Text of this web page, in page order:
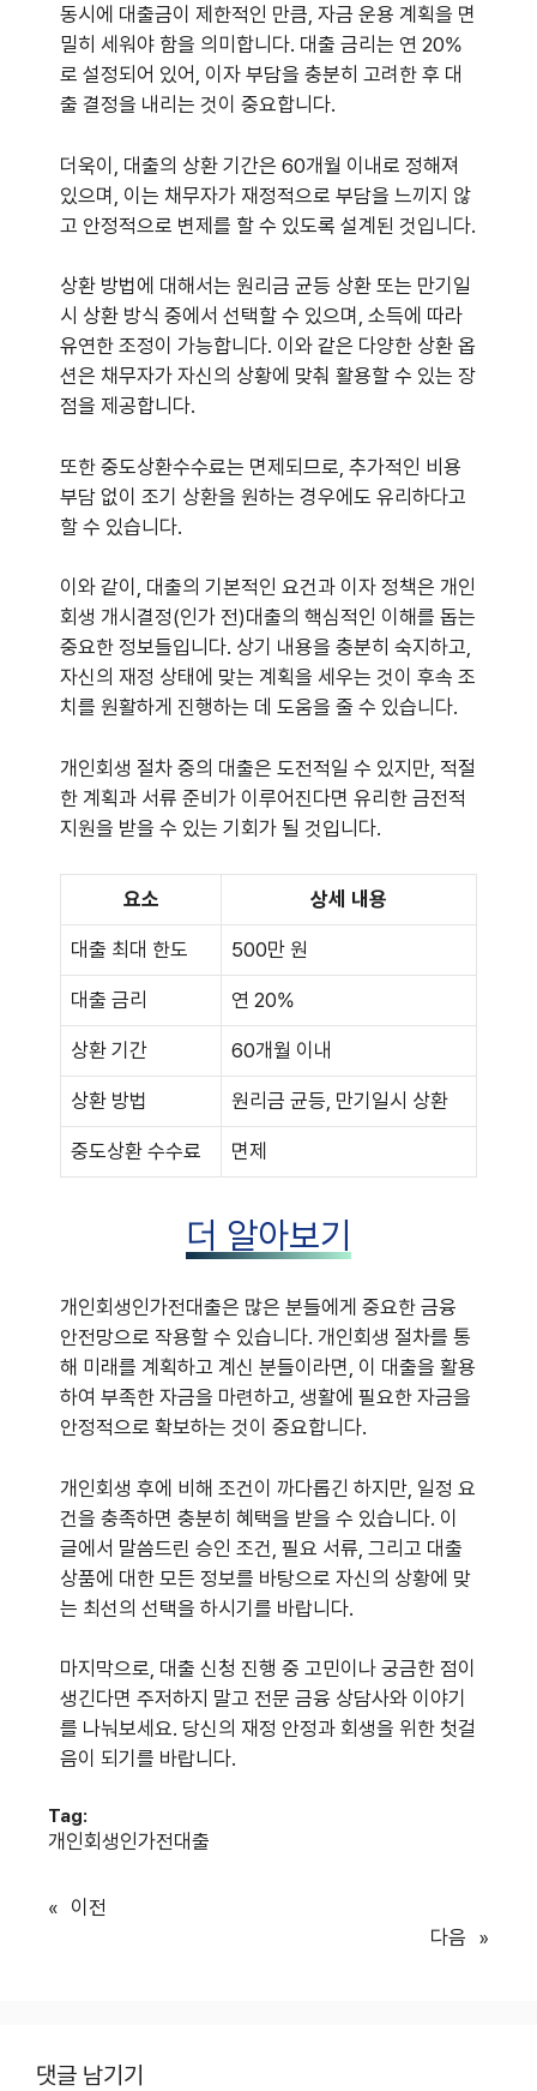
동시에 대출금이 제한적인 만큼, 자금 운용 계획을 면
밀히 세워야 함을 의미합니다. 대출 금리는 연 20%
로 설정되어 있어, 이자 부담을 충분히 고려한 후 대
출 결정을 내리는 것이 중요합니다.
더욱이, 대출의 상환 기간은 60개월 이내로 정해져
있으며, 이는 채무자가 재정적으로 부담을 느끼지 않
고 안정적으로 변제를 할 수 있도록 설계된 것입니다.
상환 방법에 대해서는 원리금 균등 상환 또는 만기일
시 상환 방식 중에서 선택할 수 있으며, 소득에 따라
유연한 조정이 가능합니다. 이와 같은 다양한 상환 옵
션은 채무자가 자신의 상황에 맞춰 활용할 수 있는 장
점을 제공합니다.
또한 중도상환수수료는 면제되므로, 추가적인 비용
부담 없이 조기 상환을 원하는 경우에도 유리하다고
할 수 있습니다.
이와 같이, 대출의 기본적인 요건과 이자 정책은 개인
회생 개시결정(인가 전)대출의 핵심적인 이해를 돕는
중요한 정보들입니다. 상기 내용을 충분히 숙지하고,
자신의 재정 상태에 맞는 계획을 세우는 것이 후속 조
치를 원활하게 진행하는 데 도움을 줄 수 있습니다.
개인회생 절차 중의 대출은 도전적일 수 있지만, 적절
한 계획과 서류 준비가 이루어진다면 유리한 금전적
지원을 받을 수 있는 기회가 될 것입니다.
요소 상세 내용
대출 최대 한도 500만 원
대출 금리 연 20%
상환 기간 60개월 이내
상환 방법 원리금 균등, 만기일시 상환
중도상환 수수료 면제
더 알아보기
개인회생인가전대출은 많은 분들에게 중요한 금융
안전망으로 작용할 수 있습니다. 개인회생 절차를 통
해 미래를 계획하고 계신 분들이라면, 이 대출을 활용
하여 부족한 자금을 마련하고, 생활에 필요한 자금을
안정적으로 확보하는 것이 중요합니다.
개인회생 후에 비해 조건이 까다롭긴 하지만, 일정 요
건을 충족하면 충분히 혜택을 받을 수 있습니다. 이
글에서 말씀드린 승인 조건, 필요 서류, 그리고 대출
상품에 대한 모든 정보를 바탕으로 자신의 상황에 맞
는 최선의 선택을 하시기를 바랍니다.
마지막으로, 대출 신청 진행 중 고민이나 궁금한 점이
생긴다면 주저하지 말고 전문 금융 상담사와 이야기
를 나눠보세요. 당신의 재정 안정과 회생을 위한 첫걸
음이 되기를 바랍니다.
Tag:
개인회생인가전대출
« 이전
다음 »
댓글 남기기